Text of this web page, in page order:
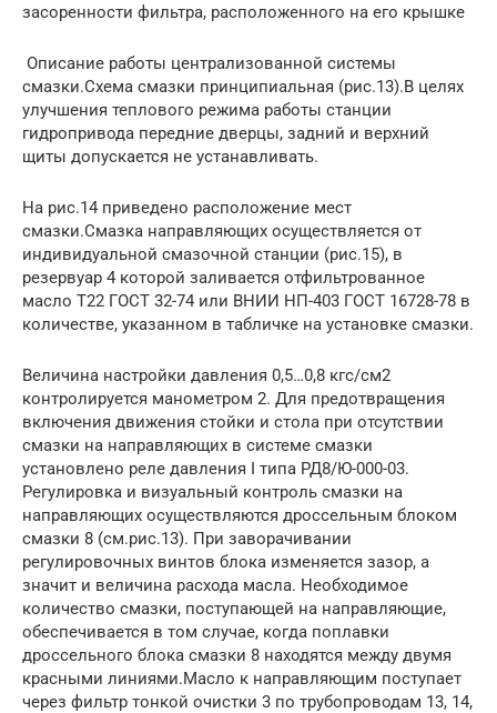
засоренности фильтра, расположенного на его крышке
Описание работы централизованной системы
смазки.Схема смазки принципиальная (рис.13).В целях
улучшения теплового режима работы станции
гидропривода передние дверцы, задний и верхний
щиты допускается не устанавливать.
На рис.14 приведено расположение мест
смазки.Смазка направляющих осуществляется от
индивидуальной смазочной станции (рис.15), в
резервуар 4 которой заливается отфильтрованное
масло Т22 ГОСТ 32-74 или ВНИИ НП-403 ГОСТ 16728-78 в
количестве, указанном в табличке на установке смазки.
Величина настройки давления 0,5…0,8 кгс/см2
контролируется манометром 2. Для предотвращения
включения движения стойки и стола при отсутствии
смазки на направляющих в системе смазки
установлено реле давления I типа РД8/Ю-000-03.
Регулировка и визуальный контроль смазки на
направляющих осуществляются дроссельным блоком
смазки 8 (см.рис.13). При заворачивании
регулировочных винтов блока изменяется зазор, а
значит и величина расхода масла. Необходимое
количество смазки, поступающей на направляющие,
обеспечивается в том случае, когда поплавки
дроссельного блока смазки 8 находятся между двумя
красными линиями.Масло к направляющим поступает
через фильтр тонкой очистки 3 по трубопроводам 13, 14,